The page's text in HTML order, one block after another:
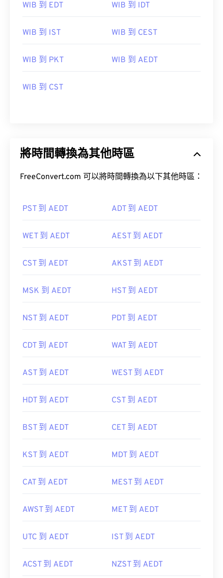
WIB 到 EDT WIB 到 IDT
WIB 到 IST WIB 到 CEST
WIB 到 PKT WIB 到 AEDT
WIB 到 CST
將時間轉換為其他時區
FreeConvert.com 可以將時間轉換為以下其他時區：
PST 到 AEDT ADT 到 AEDT
WET 到 AEDT AEST 到 AEDT
CST 到 AEDT AKST 到 AEDT
MSK 到 AEDT HST 到 AEDT
NST 到 AEDT PDT 到 AEDT
CDT 到 AEDT WAT 到 AEDT
AST 到 AEDT WEST 到 AEDT
HDT 到 AEDT CST 到 AEDT
BST 到 AEDT CET 到 AEDT
KST 到 AEDT MDT 到 AEDT
CAT 到 AEDT MEST 到 AEDT
AWST 到 AEDT MET 到 AEDT
UTC 到 AEDT IST 到 AEDT
ACST 到 AEDT NZST 到 AEDT